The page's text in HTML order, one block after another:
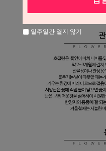
일주일간 열지 않기